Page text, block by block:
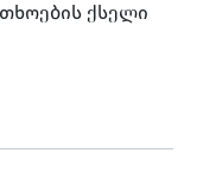
ქსელი